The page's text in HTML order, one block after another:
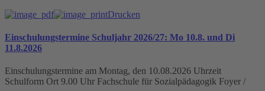
Drucken
Einschulungstermine Schuljahr 2026/27: Mo 10.8. und Di
11.8.2026
Einschulungstermine am Montag, den 10.08.2026 Uhrzeit
Schulform Ort 9.00 Uhr Fachschule für Sozialpädagogik Foyer /